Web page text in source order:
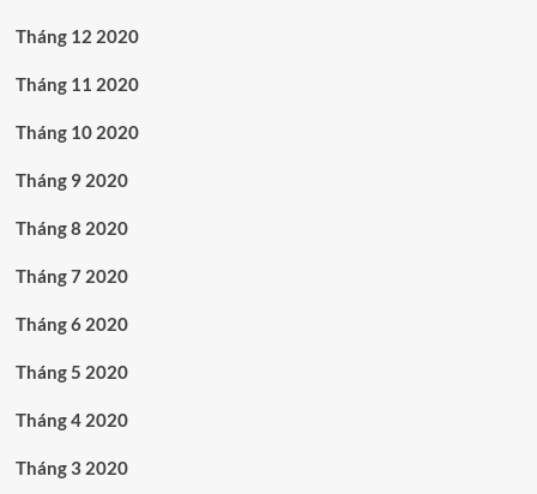
Tháng 12 2020
Tháng 11 2020
Tháng 10 2020
Tháng 9 2020
Tháng 8 2020
Tháng 7 2020
Tháng 6 2020
Tháng 5 2020
Tháng 4 2020
Tháng 3 2020